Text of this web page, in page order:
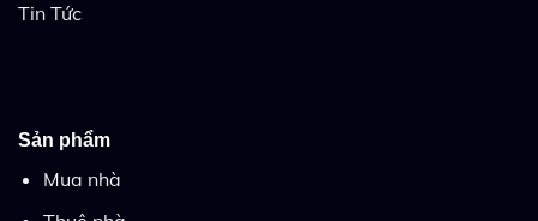
Tin Tức
Sản phẩm
Mua nhà